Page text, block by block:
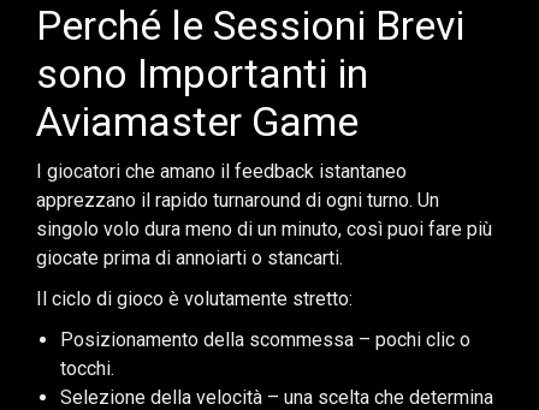
Perché le Sessioni Brevi
sono Importanti in
Aviamaster Game
I giocatori che amano il feedback istantaneo
apprezzano il rapido turnaround di ogni turno. Un
singolo volo dura meno di un minuto, così puoi fare più
giocate prima di annoiarti o stancarti.
Il ciclo di gioco è volutamente stretto:
Posizionamento della scommessa – pochi clic o
tocchi.
Selezione della velocità – una scelta che determina